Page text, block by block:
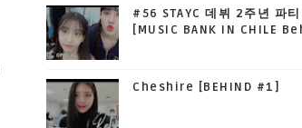
#56 STAYC 데뷔 2주년 파티
[MUSIC BANK IN CHILE
Cheshire [BEHIND #1]